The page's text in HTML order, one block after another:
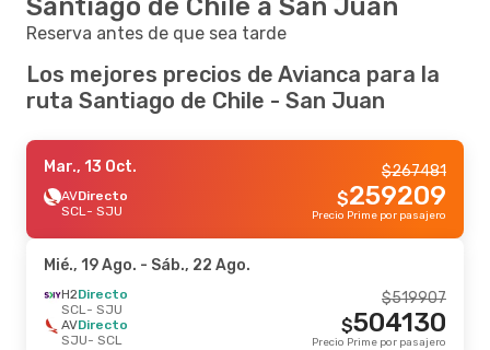
Santiago de Chile a San Juan
Reserva antes de que sea tarde
Los mejores precios de Avianca para la
ruta Santiago de Chile - San Juan
Mar., 13 Oct.
AVDirecto
SCL- SJU
267481
$
259209
$
Precio Prime por pasajero
Mié., 19 Ago. - Sáb., 22 Ago.
H2Directo
SCL- SJU
AVDirecto
SJU- SCL
519907
$
504130
$
Precio Prime por pasajero